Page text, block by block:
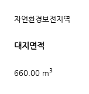
자연환경보전지역
대지면적
660.00 m3